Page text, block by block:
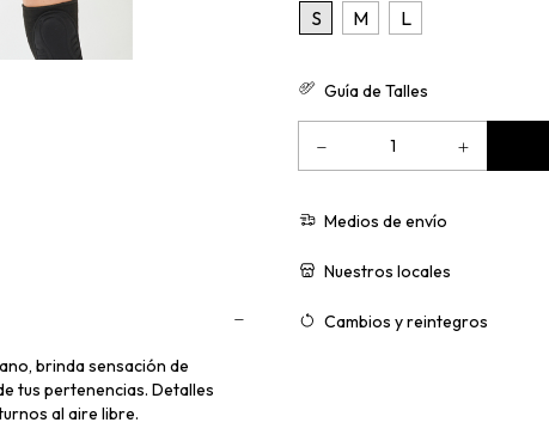
brinda sensación de
tus pertenencias. Detalles
al aire libre.
S M L
Guía de Talles
Medios de envío
Nuestros locales
Cambios y reintegros